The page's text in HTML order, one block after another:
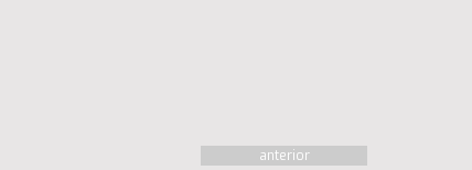
anterior